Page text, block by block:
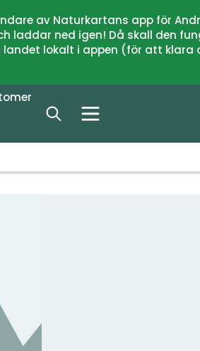
av Naturkartans app för
laddar ned igen! Då skall den
lokalt i appen (för att